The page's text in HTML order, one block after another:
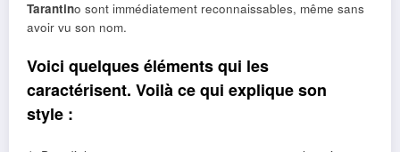
Tarantino sont immédiatement reconnaissables, même sans
avoir vu son nom.
Voici quelques éléments qui les
caractérisent. Voilà ce qui explique son
style :